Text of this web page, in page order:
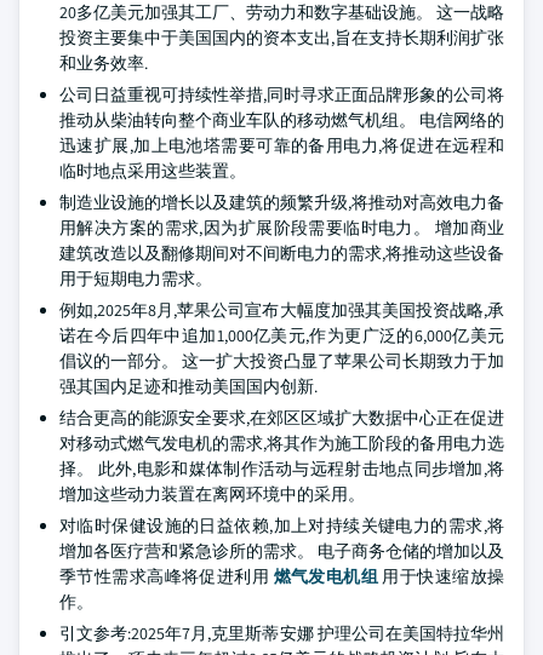
20多亿美元加强其工厂、劳动力和数字基础设施。 这一战略
投资主要集中于美国国内的资本支出,旨在支持长期利润扩张
和业务效率.
公司日益重视可持续性举措,同时寻求正面品牌形象的公司将
推动从柴油转向整个商业车队的移动燃气机组。 电信网络的
迅速扩展,加上电池塔需要可靠的备用电力,将促进在远程和
临时地点采用这些装置。
制造业设施的增长以及建筑的频繁升级,将推动对高效电力备
用解决方案的需求,因为扩展阶段需要临时电力。 增加商业
建筑改造以及翻修期间对不间断电力的需求,将推动这些设备
用于短期电力需求。
例如,2025年8月,苹果公司宣布大幅度加强其美国投资战略,承
诺在今后四年中追加1,000亿美元,作为更广泛的6,000亿美元
倡议的一部分。 这一扩大投资凸显了苹果公司长期致力于加
强其国内足迹和推动美国国内创新.
结合更高的能源安全要求,在郊区区域扩大数据中心正在促进
对移动式燃气发电机的需求,将其作为施工阶段的备用电力选
择。 此外,电影和媒体制作活动与远程射击地点同步增加,将
增加这些动力装置在离网环境中的采用。
对临时保健设施的日益依赖,加上对持续关键电力的需求,将
增加各医疗营和紧急诊所的需求。 电子商务仓储的增加以及
季节性需求高峰将促进利用 燃气发电机组 用于快速缩放操
作。
引文参考:2025年7月,克里斯蒂安娜 护理公司在美国特拉华州